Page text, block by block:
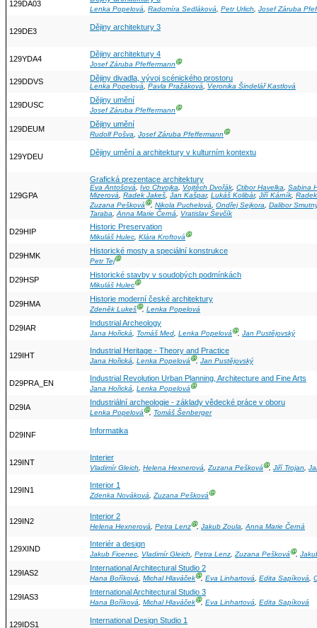
129DA03
Lenka Popelová, Radomíra Sedláková, Petr Urlich, Josef Záruba
129DE3 Dějiny architektury 3
129YDA4
Dějiny architektury 4
Josef Záruba PfeffermannⒼ
129DDVS Dějiny divadla, vývoj scénického prostoru
Lenka Popelová, Pavla Pražáková, Veronika Šindelář Kastlová
129DUSC
Dějiny umění
Josef Záruba PfeffermannⒼ
129DEUM
Dějiny umění
Rudolf Pošva, Josef Záruba PfeffermannⒼ
129YDEU Dějiny umění a architektury v kulturním kontextu
129GPA
Grafická prezentace architektury
Eva Antošová, Ivo Chvojka, Vojtěch Dvořák, Ctibor Havelka, Sabina
Mizerová, Radek Jakeš, Jan Kašpar, Lukáš Kolibár, Jiří Kárník,
Zuzana PeškováⒼ, Nikola Puchelová, Ondřej Sejkora, Dalibor
Taraba
Anna Marie Černá Vratislav Ševčík
D29HIP
Historic Preservation
Mikuláš Hulec, Klára KroftováⒼ
D29HMK
Historické mosty a speciální konstrukce
Petr TejⒼ
D29HSP
Historické stavby v soudobých podmínkách
Mikuláš HulecⒼ
D29HMA
Historie moderní české architektury
Zdeněk LukešⒼ, Lenka Popelová
D29IAR
Industrial Archeology
Jana Hořická, Tomáš Med, Lenka PopelováⒼ, Jan Pustějovský
129IHT
Industrial Heritage - Theory and Practice
Jana Hořická, Lenka PopelováⒼ, Jan Pustějovský
D29PRA_EN
Industrial Revolution Urban Planning, Architecture and Fine Arts
Jana Hořická, Lenka PopelováⒼ
D29IA
Industriální archeologie - základy vědecké práce v oboru
Lenka PopelováⒼ, Tomáš Šenberger
D29INF Informatika
129INT
Interier
Vladimír Gleich, Helena Hexnerová,Zuzana PeškováⒼ, Jiří Trojan,
129IN1
Interior 1
Zdenka Nováková,Zuzana PeškováⒼ
129IN2
Interior 2
Helena Hexnerová, Petra LenzⒼ, Jakub Zoula,Anna Marie Černá
129XIND
Interiér a design
Jakub Ficenec, Vladimír Gleich, Petra Lenz,Zuzana PeškováⒼ,
129IAS2
International Architectural Studio 2
Hana Boříková, Michal HlaváčekⒼ, Eva Linhartová, Edita Sapíková,
129IAS3
International Architectural Studio 3
Hana Boříková, Michal HlaváčekⒼ, Eva Linhartová, Edita Sapíková
129IDS1 International Design Studio 1